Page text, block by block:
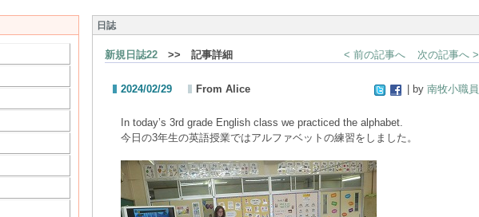
日誌
新規日誌22 >> 記事詳細 < 前の記事へ 次の記事へ >
2024/02/29 From Alice | by 南牧小職員
In today’s 3rd grade English class we practiced the alphabet.
今日の3年生の英語授業ではアルファベットの練習をしました。